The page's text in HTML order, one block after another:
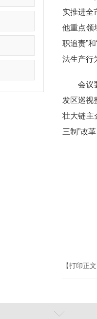
实推进全
他重点领
职追责”
法生产行
会议要
发区巡视
壮大链主
三制”改
【打印正